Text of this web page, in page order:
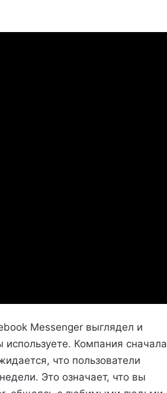
Messenger выглядел и
используете. Компания сначала
что пользователи
Это означает, что вы